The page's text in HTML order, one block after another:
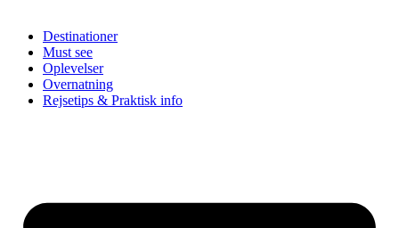
Destinationer
Must see
Oplevelser
Overnatning
Rejsetips & Praktisk info